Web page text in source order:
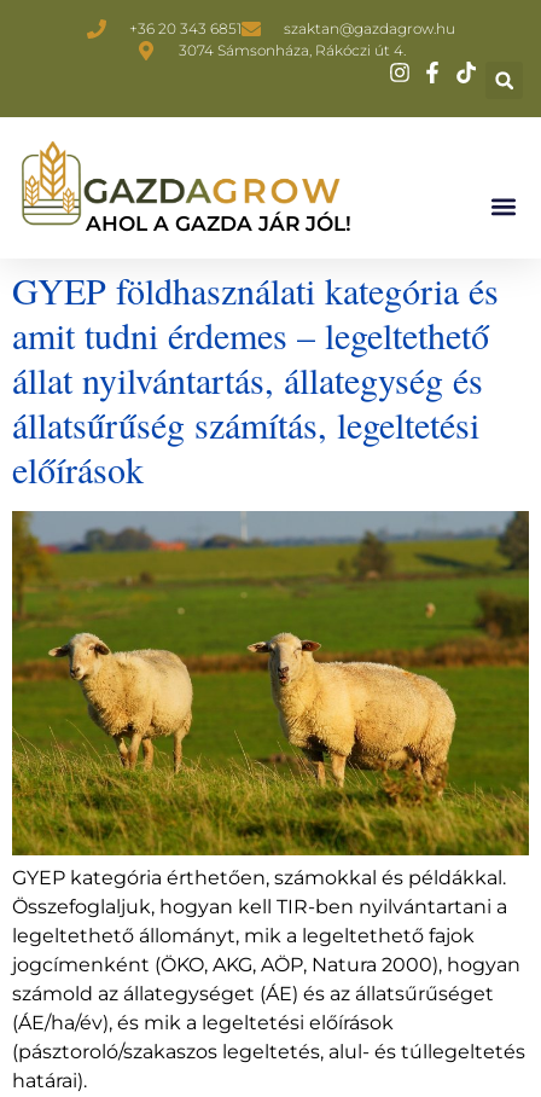
+36 20 343 6851
szaktan@gazdagrow.hu
3074 Sámsonháza, Rákóczi út 4.
AHOL A GAZDA JÁR JÓL!
GYEP földhasználati kategória és
amit tudni érdemes – legeltethető
állat nyilvántartás, állategység és
állatsűrűség számítás, legeltetési
előírások
GYEP kategória érthetően, számokkal és példákkal.
Összefoglaljuk, hogyan kell TIR-ben nyilvántartani a
legeltethető állományt, mik a legeltethető fajok
jogcímenként (ÖKO, AKG, AÖP, Natura 2000), hogyan
számold az állategységet (ÁE) és az állatsűrűséget
(ÁE/ha/év), és mik a legeltetési előírások
(pásztoroló/szakaszos legeltetés, alul- és túllegeltetés
határai).